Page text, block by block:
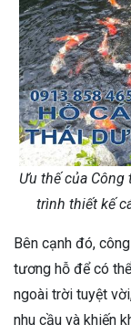
Ưu thế của
trình thiết kế
Bên cạnh đó,
tương hỗ để có
ngoài trời tuyệt
nhu cầu và khiến